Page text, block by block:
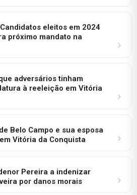
eleitos em 2024
próximo mandato na
adversários tinham
à reeleição em Vitória
Belo Campo e sua esposa
Vitória da Conquista
Pereira a indenizar
por danos morais